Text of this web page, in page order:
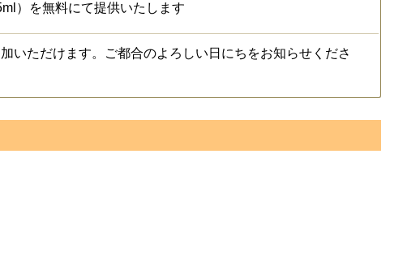
）を無料にて提供いたします
いただけます。ご都合のよろしい日にちをお知らせくださ